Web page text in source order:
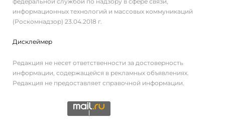
информационных технологий и массовых коммуникаций
(Роскомнадзор) 23.04.2018 г.
Дисклеймер
Редакция не несет ответственности за достоверность
информации, содержащейся в рекламных объявлениях.
Редакция не предоставляет справочной информации.